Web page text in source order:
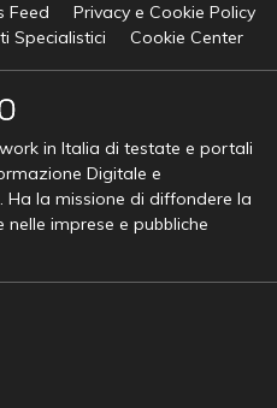
Feed
Privacy e Cookie Policy
Specialistici
Cookie Center
in Italia di testate e portali
Digitale e
Ha la missione di diffondere la
imprese e pubbliche